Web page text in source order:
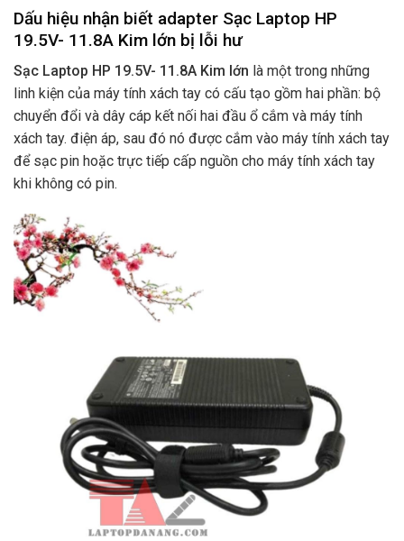
Dấu hiệu nhận biết adapter Sạc Laptop HP
19.5V- 11.8A Kim lớn bị lỗi hư
Sạc Laptop HP 19.5V- 11.8A Kim lớn là một trong những
linh kiện của máy tính xách tay có cấu tạo gồm hai phần: bộ
chuyển đổi và dây cáp kết nối hai đầu ổ cắm và máy tính
xách tay. điện áp, sau đó nó được cắm vào máy tính xách tay
để sạc pin hoặc trực tiếp cấp nguồn cho máy tính xách tay
khi không có pin.